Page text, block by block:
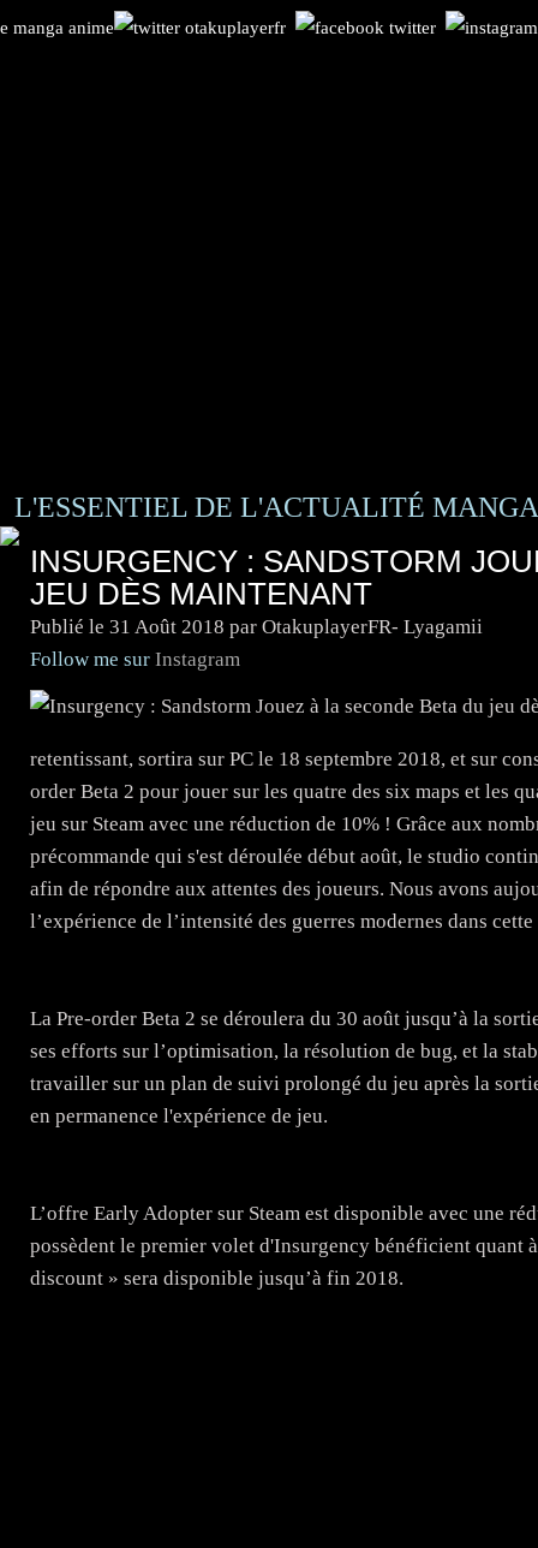
L'ESSENTIEL DE L'ACTUALITÉ
INSURGENCY : SANDSTORM
JEU DÈS MAINTENANT
Publié le 31 Août 2018 par OtakuplayerFR- Lyagamii
Follow me sur Instagram
retentissant, sortira sur PC le 18 septembre 2018, et sur
order Beta 2 pour jouer sur les quatre des six maps et les
jeu sur Steam avec une réduction de 10% ! Grâce aux
précommande qui s'est déroulée début août, le studio
afin de répondre aux attentes des joueurs. Nous avons
l’expérience de l’intensité des guerres modernes dans
La Pre-order Beta 2 se déroulera du 30 août jusqu’à la
ses efforts sur l’optimisation, la résolution de bug, et la
travailler sur un plan de suivi prolongé du jeu après la
en permanence l'expérience de jeu.
L’offre Early Adopter sur Steam est disponible avec une
possèdent le premier volet d'Insurgency bénéficient quant
discount » sera disponible jusqu’à fin 2018.